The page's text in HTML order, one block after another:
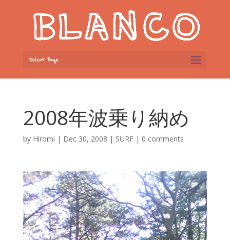
Select Page
2008年波乗り納め
by Hiromi | Dec 30, 2008 | SURF| 0 comments